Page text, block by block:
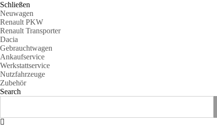
Schließen
Neuwagen
Renault PKW
Renault Transporter
Dacia
Gebrauchtwagen
Ankaufservice
Werkstattservice
Nutzfahrzeuge
Zubehör
Search